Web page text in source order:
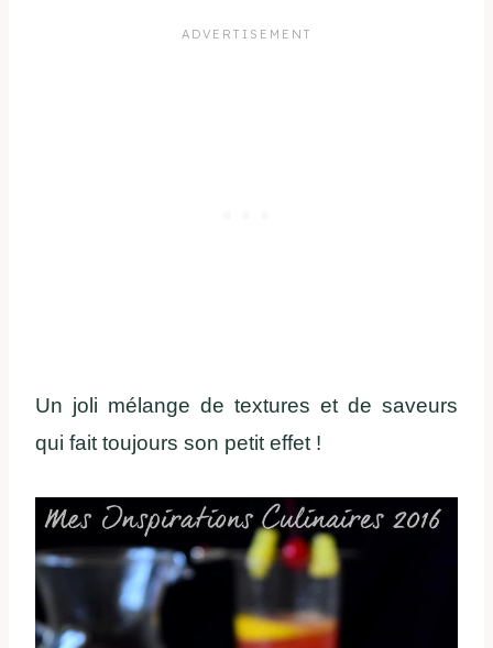
Un joli mélange de textures et de saveurs
qui fait toujours son petit effet !